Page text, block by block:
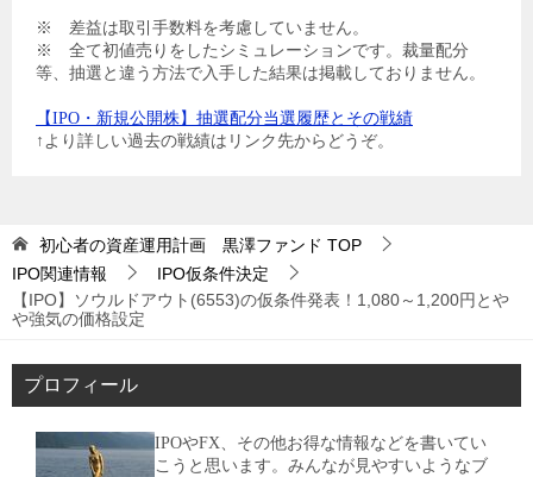
※ 差益は取引手数料を考慮していません。
※ 全て初値売りをしたシミュレーションです。裁量配分
等、抽選と違う方法で入手した結果は掲載しておりません。
【IPO・新規公開株】抽選配分当選履歴とその戦績
↑より詳しい過去の戦績はリンク先からどうぞ。
初心者の資産運用計画 黒澤ファンド TOP
IPO関連情報
IPO仮条件決定
【IPO】ソウルドアウト(6553)の仮条件発表！1,080～1,200円とや
や強気の価格設定
プロフィール
IPOやFX、その他お得な情報などを書いてい
こうと思います。みんなが見やすいようなブ